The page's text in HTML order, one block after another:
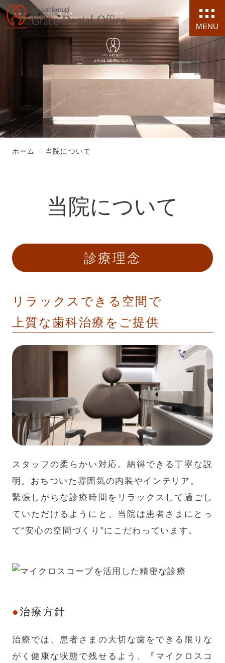
MENU
ホーム 当院について
当院について
診療理念
リラックスできる空間で
上質な歯科治療をご提供
スタッフの柔らかい対応。納得できる丁寧な説
明。おちついた雰囲気の内装やインテリア。
緊張しがちな診療時間をリラックスして過ごし
ていただけるようにと、当院は患者さまにとっ
て“安心の空間づくり”にこだわっています。
治療方針
治療では、患者さまの大切な歯をできる限りな
がく健康な状態で残せるよう、『マイクロスコ